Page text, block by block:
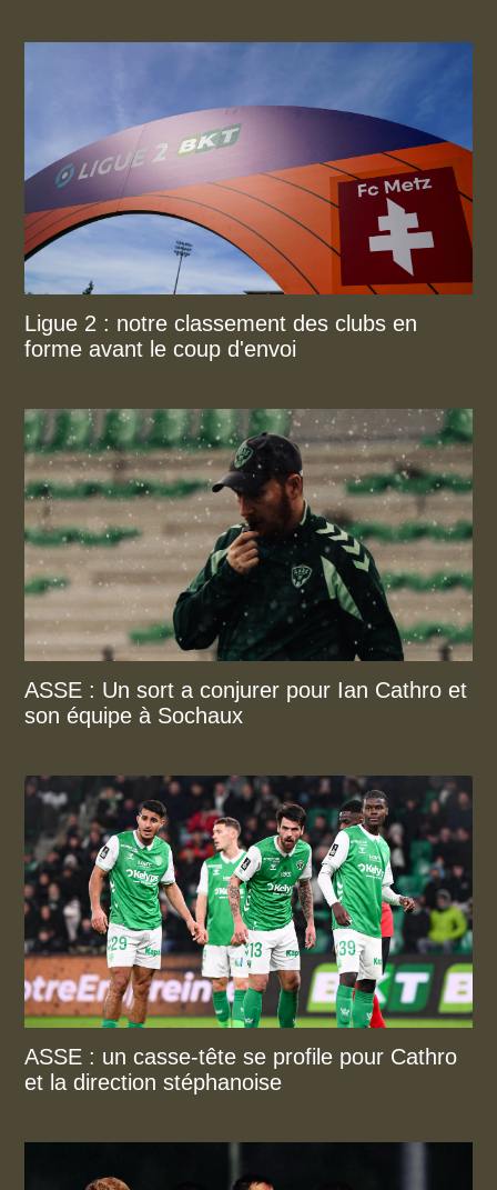
Ligue 2 : notre classement des clubs en
forme avant le coup d'envoi
ASSE : Un sort a conjurer pour Ian Cathro et
son équipe à Sochaux
ASSE : un casse-tête se profile pour Cathro
et la direction stéphanoise